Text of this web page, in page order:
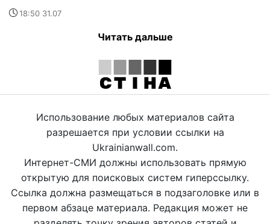
18:50 31.07
Читать дальше
Использование любых материалов сайта
разрешается при условии ссылки на
Ukrainianwall.com.
Интернет-СМИ должны использовать прямую
открытую для поисковых систем гиперссылку.
Ссылка должна размещаться в подзаголовке или в
первом абзаце материала. Редакция может не